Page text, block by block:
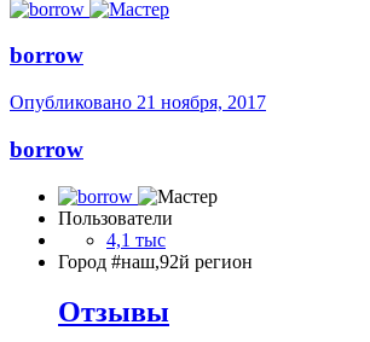
borrow
Опубликовано 21 ноября, 2017
borrow
Пользователи
4,1 тыс
Город #наш,92й регион
Отзывы